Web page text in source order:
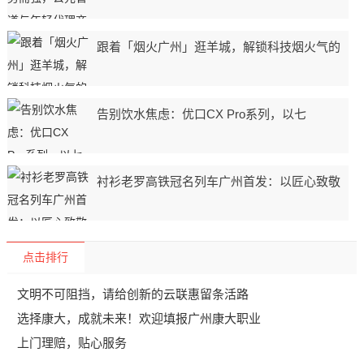
跟着「烟火广州」逛羊城，解锁科技烟火气的
告别饮水焦虑：优口CX Pro系列，以七
衬衫老罗高铁冠名列车广州首发：以匠心致敬
点击排行
文明不可阻挡，请给创新的云联惠留条活路
选择康大，成就未来！欢迎填报广州康大职业
上门理赔，贴心服务